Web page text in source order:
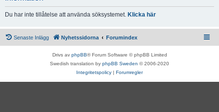
Du har inte tillåtelse att använda söksystemet. Klicka här
Senaste Inlägg Nyhetssidorna Forumindex
Drivs av phpBB® Forum Software © phpBB Limited
Swedish translation by phpBB Sweden © 2006-2020
Integritetspolicy | Forumregler